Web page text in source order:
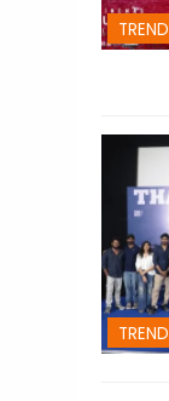
TREND
TREND